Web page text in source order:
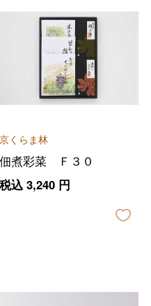
京くらま林
佃煮彩菜 Ｆ３０
税込 3,240円